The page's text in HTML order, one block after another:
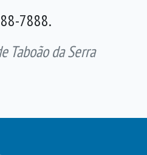
7888.
Taboão da Serra